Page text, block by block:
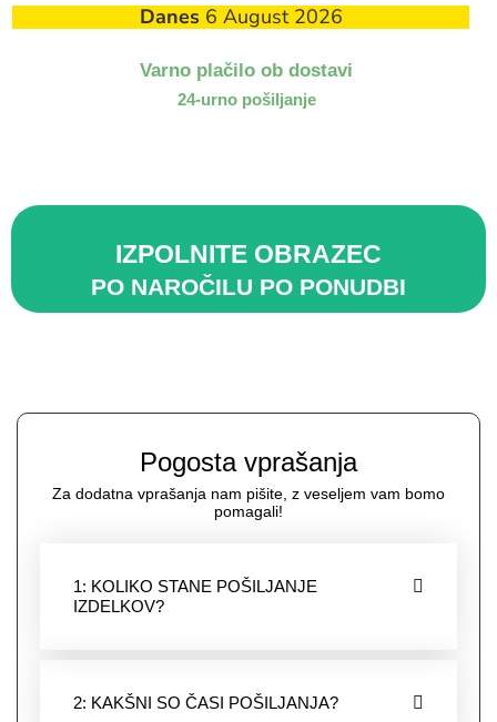
Danes6 August 2026
Varno plačilo ob dostavi
24-urno pošiljanje
IZPOLNITE OBRAZEC
PO NAROČILU PO PONUDBI
Pogosta vprašanja
Za dodatna vprašanja nam pišite, z veseljem vam bomo
pomagali!
1: KOLIKO STANE POŠILJANJE
IZDELKOV?
2: KAKŠNI SO ČASI POŠILJANJA?